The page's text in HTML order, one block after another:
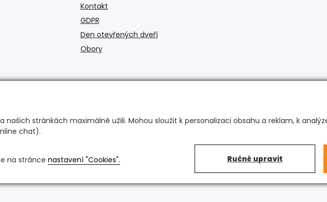
našich stránkách maximálně užili. Mohou sloužit k personalizaci obsahu a reklam, k
chat).
na stránce nastavení "Cookies". Ručně upravit
Kontakt
GDPR
Den otevřených dveří
Obory